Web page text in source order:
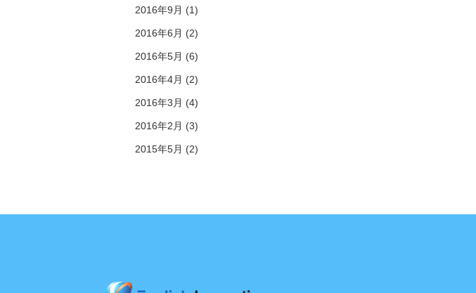
2016年9月 (1)
2016年6月 (2)
2016年5月 (6)
2016年4月 (2)
2016年3月 (4)
2016年2月 (3)
2015年5月 (2)